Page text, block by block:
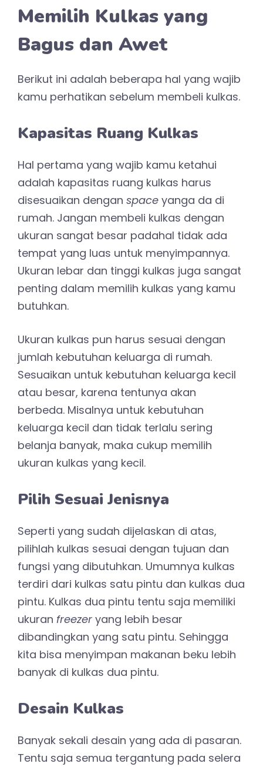
Memilih Kulkas yang
Bagus dan Awet
Berikut ini adalah beberapa hal yang wajib
kamu perhatikan sebelum membeli kulkas.
Kapasitas Ruang Kulkas
Hal pertama yang wajib kamu ketahui
adalah kapasitas ruang kulkas harus
disesuaikan dengan space yanga da di
rumah. Jangan membeli kulkas dengan
ukuran sangat besar padahal tidak ada
tempat yang luas untuk menyimpannya.
Ukuran lebar dan tinggi kulkas juga sangat
penting dalam memilih kulkas yang kamu
butuhkan.
Ukuran kulkas pun harus sesuai dengan
jumlah kebutuhan keluarga di rumah.
Sesuaikan untuk kebutuhan keluarga kecil
atau besar, karena tentunya akan
berbeda. Misalnya untuk kebutuhan
keluarga kecil dan tidak terlalu sering
belanja banyak, maka cukup memilih
ukuran kulkas yang kecil.
Pilih Sesuai Jenisnya
Seperti yang sudah dijelaskan di atas,
pilihlah kulkas sesuai dengan tujuan dan
fungsi yang dibutuhkan. Umumnya kulkas
terdiri dari kulkas satu pintu dan kulkas dua
pintu. Kulkas dua pintu tentu saja memiliki
ukuran freezer yang lebih besar
dibandingkan yang satu pintu. Sehingga
kita bisa menyimpan makanan beku lebih
banyak di kulkas dua pintu.
Desain Kulkas
Banyak sekali desain yang ada di pasaran.
Tentu saja semua tergantung pada selera